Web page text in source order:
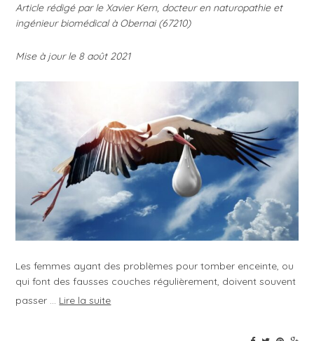
Article rédigé par le Xavier Kern, docteur en naturopathie et
ingénieur biomédical à Obernai (67210)
Mise à jour le 8 août 2021
Les femmes ayant des problèmes pour tomber enceinte, ou
qui font des fausses couches régulièrement, doivent souvent
passer … Lire la suite